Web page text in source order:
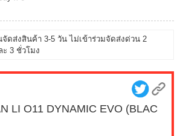
จัดส่งสินค้า 3-5 วัน ไม่เข้าร่วมจัดส่งด่วน 2
ะ 3 ชั่วโมง
LI O11 DYNAMIC EVO (BLAC